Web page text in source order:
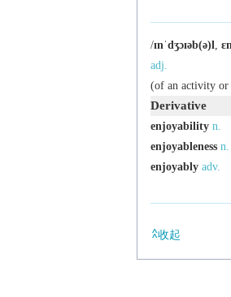
/ɪnˈdʒɔɪəb(ə)l
adj.
(of an activity or
Derivative
enjoyability n.
enjoyableness n.
enjoyably adv.
收起